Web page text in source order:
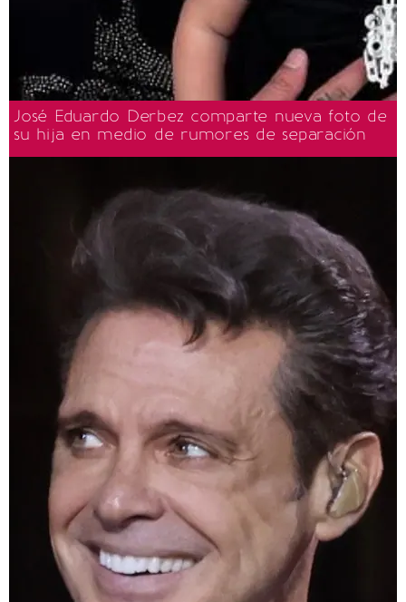
José Eduardo Derbez comparte nueva foto de
su hija en medio de rumores de separación